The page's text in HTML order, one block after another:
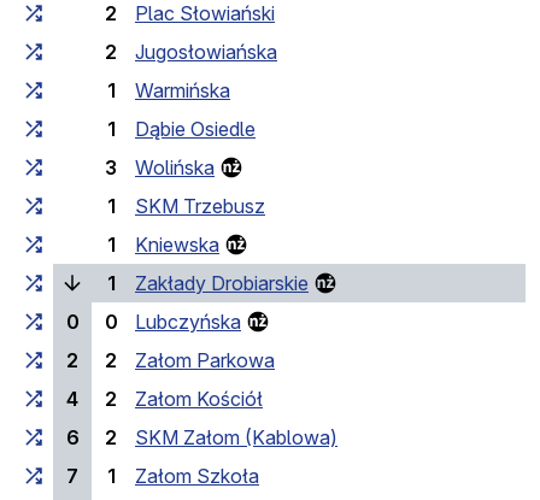
2
Plac Słowiański
2
Jugosłowiańska
1
Warmińska
1
Dąbie Osiedle
3
Wolińska
1
SKM Trzebusz
1
Kniewska
1
Zakłady Drobiarskie
0
0
Lubczyńska
2
2
Załom Parkowa
4
2
Załom Kościół
6
2
SKM Załom (Kablowa)
7
1
Załom Szkoła